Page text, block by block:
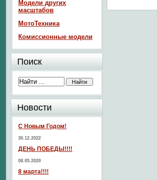
Модели других
масштабов
МотоТехника
Комиссионные модели
Поиск
Новости
С Новым Годом!
30.12.2022
ДЕНЬ ПОБЕДЫ!!!!
08.05.2020
8 марта!!!!